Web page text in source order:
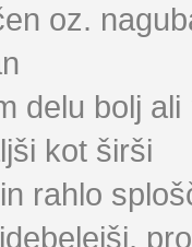
oz.
delu bolj
kot širši
rahlo